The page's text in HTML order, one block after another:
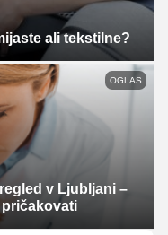
ali tekstilne?
OGLAS
v Ljubljani –